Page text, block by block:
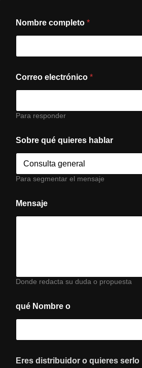
Nombre completo *
Correo electrónico *
Para responder
Sobre qué quieres hablar
Para segmentar el mensaje
Mensaje
Donde redacta su duda o propuesta
qué Nombre o
Eres distribuidor o quieres serlo